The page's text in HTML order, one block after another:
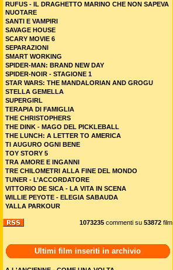
RUFUS - IL DRAGHETTO MARINO CHE NON SAPEVA
NUOTARE
SANTI E VAMPIRI
SAVAGE HOUSE
SCARY MOVIE 6
SEPARAZIONI
SMART WORKING
SPIDER-MAN: BRAND NEW DAY
SPIDER-NOIR - STAGIONE 1
STAR WARS: THE MANDALORIAN AND GROGU
STELLA GEMELLA
SUPERGIRL
TERAPIA DI FAMIGLIA
THE CHRISTOPHERS
THE DINK - MAGO DEL PICKLEBALL
THE LUNCH: A LETTER TO AMERICA
TI AUGURO OGNI BENE
TOY STORY 5
TRA AMORE E INGANNI
TRE CHILOMETRI ALLA FINE DEL MONDO
TUNER - L’ACCORDATORE
VITTORIO DE SICA - LA VITA IN SCENA
WILLIE PEYOTE - ELEGIA SABAUDA
YALLA PARKOUR
1073235 commenti su 53872 film
Ultimi film inseriti in archivio